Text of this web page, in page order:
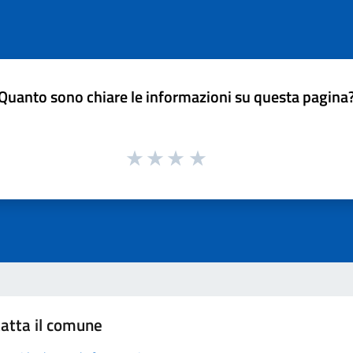
sono chiare le informazioni su questa
il comune